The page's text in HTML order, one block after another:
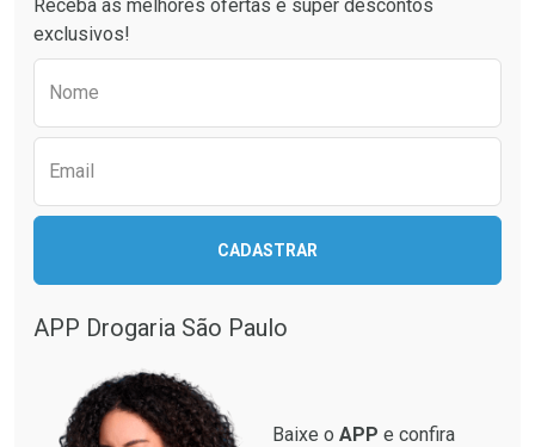
Comprar sem Desconto
Por R$ 664,02/cada
Comprar sem Desconto
Ativar Desconto
Comprar sem Desconto
Receba as melhores ofertas e super descontos
exclusivos!
Nome
Email
CADASTRAR
APP Drogaria São Paulo
Baixe o APP e confira